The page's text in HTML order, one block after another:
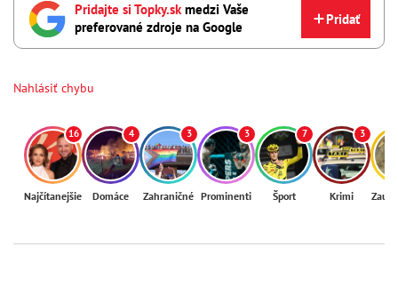
Pridajte si Topky.skmedzi Vaše
preferované zdroje na Google
Pridať
Nahlásiť chybu
16
Najčítanejšie
4
Domáce
3
Zahraničné
3
Prominenti
7
Šport
3
Krimi